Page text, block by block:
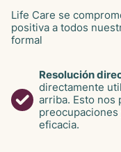
Life Care se
positiva a todos
formal
Resolución
directamente
arriba. Esto nos
eficacia.